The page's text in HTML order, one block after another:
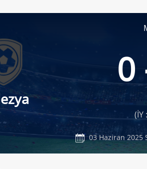
0
(İY
03 Haziran 2025